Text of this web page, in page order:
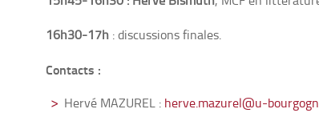
16h30-17h : discussions finales.
Contacts :
Hervé MAZUREL : herve.mazurel@u-